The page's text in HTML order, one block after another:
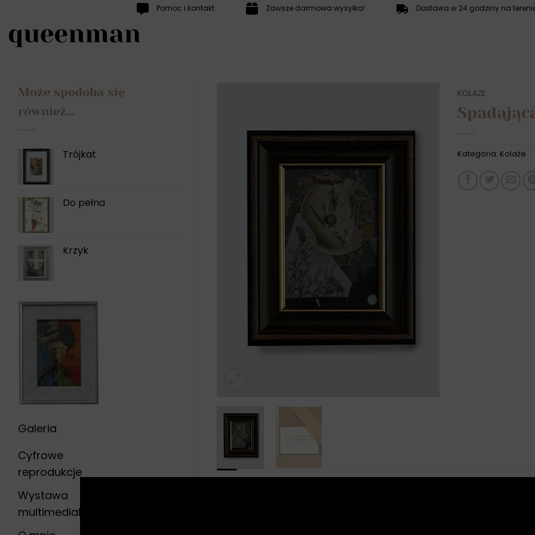
zawartości
Pomoc i kontakt Zawsze darmowa wysyłka! Dostawa w 24 godziny na
Może spodoba się
również…
Trójkat
Do pełna
Krzyk
Galeria
Cyfrowe
reprodukcje
Wystawa
multimedialna
KOLAŻE
Kategoria: Kolaże
Opis
to kolaż, który przypomina fragment snu